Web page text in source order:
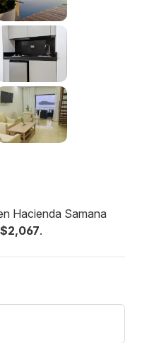
Hacienda Samana
.